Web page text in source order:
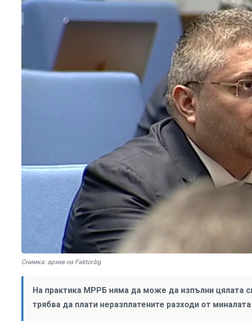
Снимка: архив на Faktor.bg
На практика МРРБ няма да може да изпълни цялата
трябва да плати неразплатените разходи от миналата